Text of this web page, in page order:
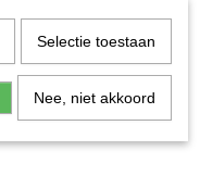
Selectie toestaan
Nee, niet akkoord